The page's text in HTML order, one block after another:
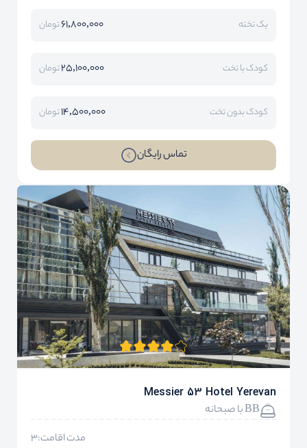
یک تخته 61,800,000تومان
کودک با تخت 25,100,000تومان
کودک بدون تخت 14,500,000تومان
تماس رایگان
Messier 53 Hotel Yerevan
BB با صبحانه
مدت اقامت:3